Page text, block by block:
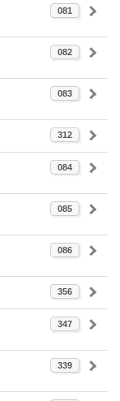
081
082
083
312
084
085
086
356
347
339